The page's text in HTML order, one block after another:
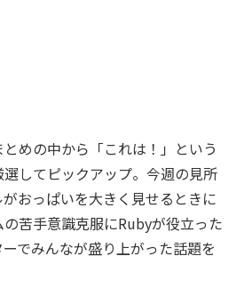
めの中から「これは！」という
してピックアップ。今週の見所
おっぱいを大きく見せるときに
苦手意識克服にRubyが役立った
でみんなが盛り上がった話題を